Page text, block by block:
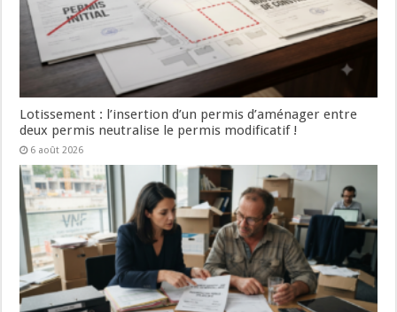
Lotissement : l’insertion d’un permis d’aménager entre
deux permis neutralise le permis modificatif !
6 août 2026